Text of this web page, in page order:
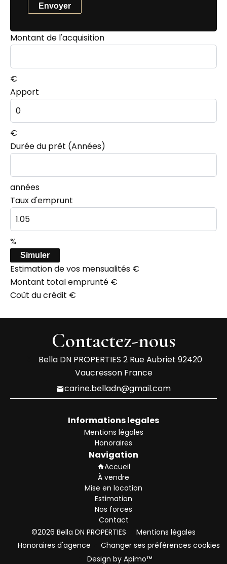
Envoyer
Montant de l'acquisition
€
Apport
€
Durée du prêt (Années)
années
Taux d'emprunt
%
Simuler
Estimation de vos mensualités €
Montant total emprunté €
Coût du crédit €
Contactez-nous
Bella DN PROPERTIES 2 Rue Aubriet 92420
Vaucresson France
carine.belladn@gmail.com
Informations legales
Mentions légales
Honoraires
Navigation
Accueil
À vendre
Mise en location
Estimation
Nos forces
Contact
©2026 Bella DN PROPERTIES
Mentions légales
Honoraires d'agence
Changer ses préférences cookies
Design by Apimo™